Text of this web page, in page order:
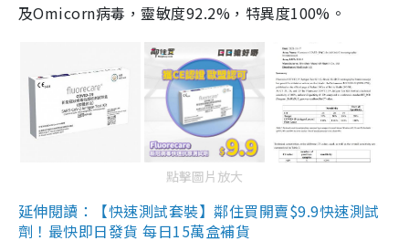
及Omicorn病毒，靈敏度92.2%，特異度100%。
點擊圖片放大
延伸閱讀：【快速測試套裝】鄰住買開賣$9.9快速測試
劑！最快即日發貨 每日15萬盒補貨